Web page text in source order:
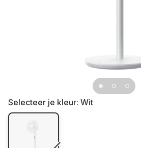
Selecteer je kleur: Wit